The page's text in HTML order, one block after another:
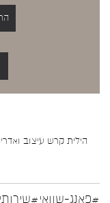
#פאנג-שוואי